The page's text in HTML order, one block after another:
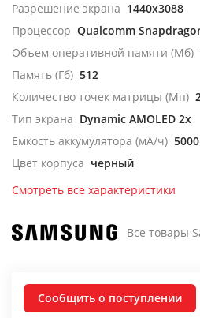
Разрешение экрана 1440x3088
Процессор Qualcomm
Объем оперативной памяти (Мб)
Память (Гб) 512
Количество точек матрицы (Мп)
Тип экрана Dynamic AMOLED 2x
Емкость аккумулятора (мА/ч) 5000
Цвет корпуса черный
Смотреть все характеристики
Все товары
Сообщить о поступлении